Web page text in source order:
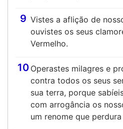
9 Vistes a aflição de
ouvistes os seus
Vermelho.
10 Operastes milagres e
contra todos os seus
sua terra, porque
com arrogância os
um renome que